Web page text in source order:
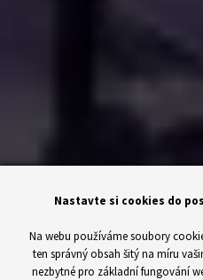
Nastavte si cookies do
Na webu používáme soubory
ten správný obsah šitý na míru
nezbytné pro základní fungování